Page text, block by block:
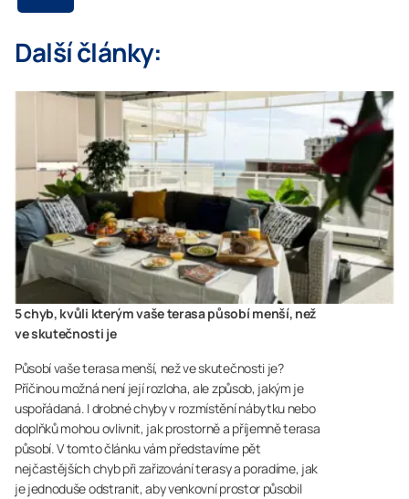
Další články:
5 chyb, kvůli kterým vaše terasa působí menší, než
ve skutečnosti je
Působí vaše terasa menší, než ve skutečnosti je?
Příčinou možná není její rozloha, ale způsob, jakým je
uspořádaná. I drobné chyby v rozmístění nábytku nebo
doplňků mohou ovlivnit, jak prostorně a příjemně terasa
působí. V tomto článku vám představíme pět
nejčastějších chyb při zařizování terasy a poradíme, jak
je jednoduše odstranit, aby venkovní prostor působil